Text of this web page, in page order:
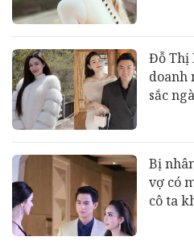
Đỗ Thị
doanh
sắc
Bị
vợ có
cô ta